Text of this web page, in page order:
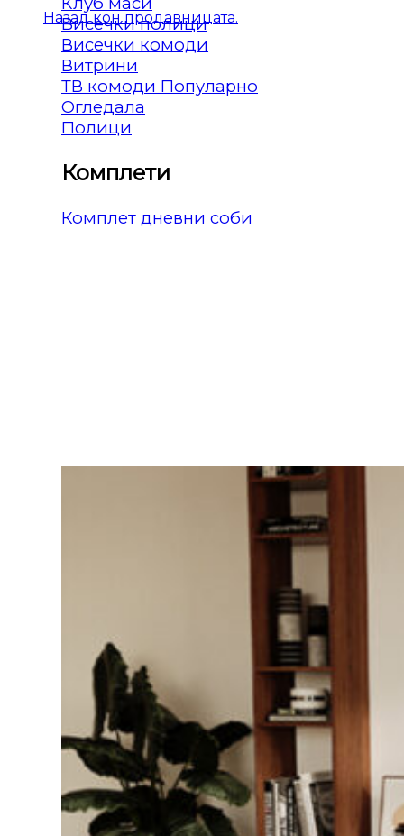
Назад кон продавницата.
Висечки полици
Висечки комоди
Витрини
ТВ комоди
Огледала
Полици
Комплети
Комплет дневни соби